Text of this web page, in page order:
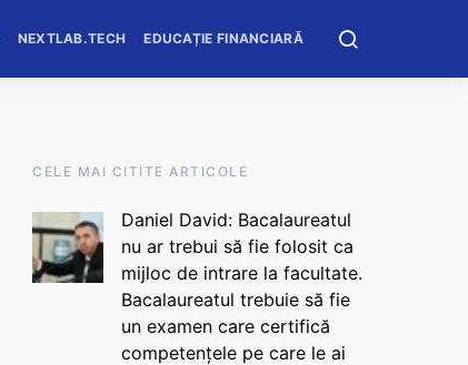
NEXTLAB.TECH EDUCAȚIE FINANCIARĂ
CELE MAI CITITE ARTICOLE
Daniel David: Bacalaureatul
nu ar trebui să fie folosit ca
mijloc de intrare la facultate.
Bacalaureatul trebuie să fie
un examen care certifică
competențele pe care le ai